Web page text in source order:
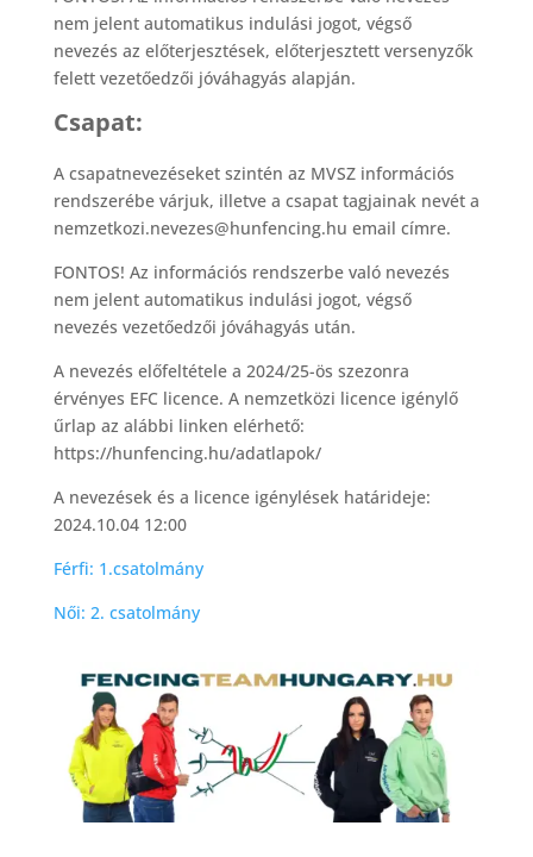
nem jelent automatikus indulási jogot, végső
nevezés az előterjesztések, előterjesztett versenyzők
felett vezetőedzői jóváhagyás alapján.
Csapat:
A csapatnevezéseket szintén az MVSZ információs
rendszerébe várjuk, illetve a csapat tagjainak nevét a
nemzetkozi.nevezes@hunfencing.hu email címre.
FONTOS! Az információs rendszerbe való nevezés
nem jelent automatikus indulási jogot, végső
nevezés vezetőedzői jóváhagyás után.
A nevezés előfeltétele a 2024/25-ös szezonra
érvényes EFC licence. A nemzetközi licence igénylő
űrlap az alábbi linken elérhető:
https://hunfencing.hu/adatlapok/
A nevezések és a licence igénylések határideje:
2024.10.04 12:00
Férfi: 1.csatolmány
Női: 2. csatolmány